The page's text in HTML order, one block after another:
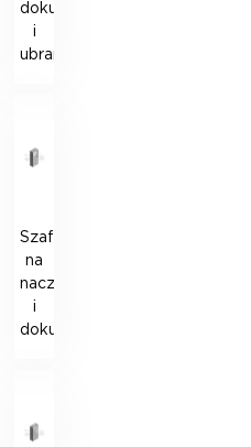
dokumenty
i
ubrania
Szafka
na
naczynia
i
dokumenty